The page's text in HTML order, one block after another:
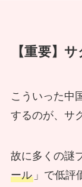
【重要】
こういった中
するのが、サ
故に多くの謎
ール」で低評